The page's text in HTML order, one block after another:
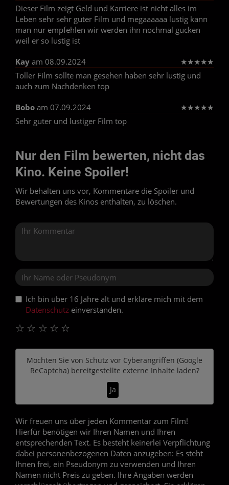
Dieser Film zeigt Geld und Karriere ist nicht alles im
Leben sehr sehr guter Film und megaaaaaa lustig kann
man nur empfehlen wir werden ihn nochmal gucken
weil er so lustig ist
Kay am 08.09.2024 ★★★★★
Toller Film sollte man gesehen haben sehr lustig und
auch zum Nachdenken top
Bobo am 07.09.2024 ★★★★★
Sehr guter und lustiger Film top
Nur den Film bewerten, nicht das
Kino. Keine Spoiler!
Wir behalten uns vor, Kommentare die Spoiler und
Bewertungen des Kinos enthalten, zu löschen.
Ich bin über 16 Jahre alt und erkläre mich mit dem
Datenschutz einverstanden.
☆
☆
☆
☆
☆
Möchten Sie von Schutz vor Cyberangriffen (Google
ReCaptcha)bereitgestellte externe Inhalte laden?
Ja
Wir freuen uns über jeden Kommentar zum Film!
Hierfür benötigen wir Ihren Namen und Ihren
entsprechenden Text. Es besteht keinerlei Verpflichtung
dabei personenbezogenen Daten anzugeben: Es steht
Ihnen frei, ein Pseudonym zu verwenden und Ihren
Namen nicht Preis zu geben. Ihre Angaben werden